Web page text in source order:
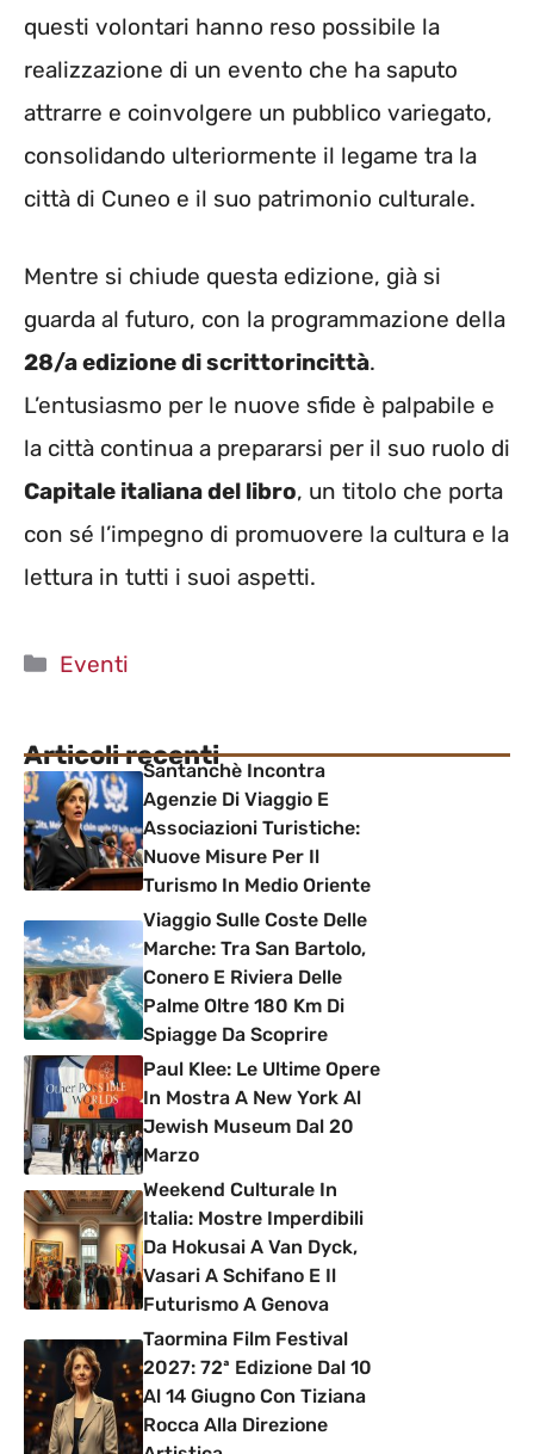
questi volontari hanno reso possibile la
realizzazione di un evento che ha saputo
attrarre e coinvolgere un pubblico variegato,
consolidando ulteriormente il legame tra la
città di Cuneo e il suo patrimonio culturale.
Mentre si chiude questa edizione, già si
guarda al futuro, con la programmazione della
28/a edizione di scrittorincittà.
L’entusiasmo per le nuove sfide è palpabile e
la città continua a prepararsi per il suo ruolo di
Capitale italiana del libro, un titolo che porta
con sé l’impegno di promuovere la cultura e la
lettura in tutti i suoi aspetti.
Categorie
Eventi
Articoli recentiSantanchè Incontra
Agenzie Di Viaggio E
Associazioni Turistiche:
Nuove Misure Per Il
Turismo In Medio Oriente
Viaggio Sulle Coste Delle
Marche: Tra San Bartolo,
Conero E Riviera Delle
Palme Oltre 180 Km Di
Spiagge Da Scoprire
Paul Klee: Le Ultime Opere
In Mostra A New York Al
Jewish Museum Dal 20
Marzo
Weekend Culturale In
Italia: Mostre Imperdibili
Da Hokusai A Van Dyck,
Vasari A Schifano E Il
Futurismo A Genova
Taormina Film Festival
2027: 72ª Edizione Dal 10
Al 14 Giugno Con Tiziana
Rocca Alla Direzione